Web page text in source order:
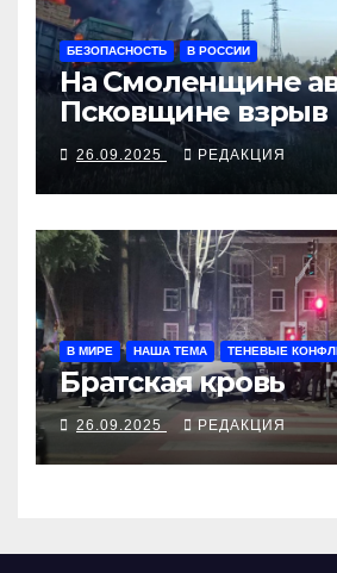
БЕЗОПАСНОСТЬ В РОССИИ
На Смоленщине
Псковщине взрыв
26.09.2025 РЕДАКЦИЯ
В МИРЕ НАША ТЕМА ТЕНЕВЫЕ
Братская кровь
26.09.2025 РЕДАКЦИЯ